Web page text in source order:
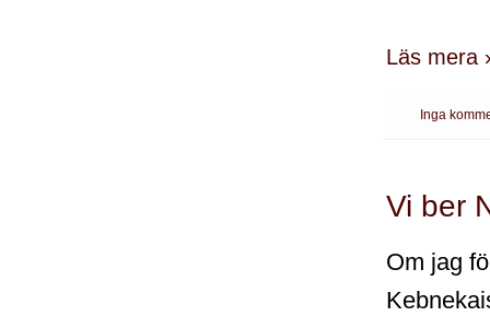
Läs mera
Inga
Vi ber
Om jag